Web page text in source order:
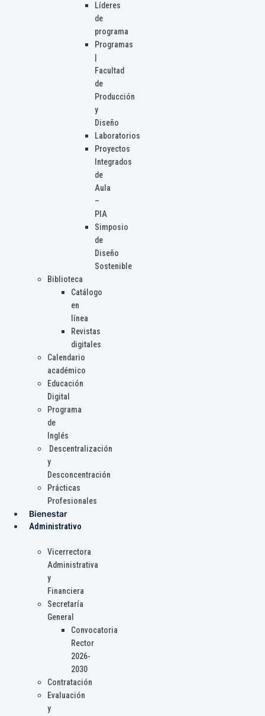
Líderes
de
programa
Programas
Facultad
de
Producción
y
Diseño
Laboratorios
Proyectos
Integrados
de
Aula
–
PIA
Simposio
de
Diseño
Sostenible
Biblioteca
Catálogo
en
línea
Revistas
digitales
Calendario
académico
Educación
Digital
Programa
de
Inglés
Descentralización
y
Desconcentración
Prácticas
Profesionales
Bienestar
Administrativo
Vicerrectora
Administrativa
y
Financiera
Secretaría
General
Convocatoria
Rector
2026-
2030
Contratación
Evaluación
y